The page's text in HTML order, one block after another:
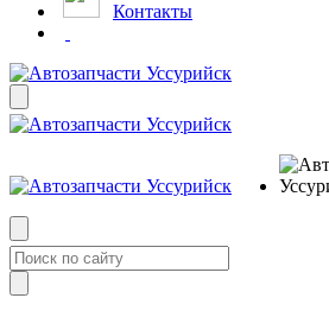
Контакты